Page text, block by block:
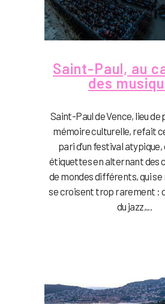
Saint-Paul, au
des
Saint-Paul de Vence, lieu
mémoire culturelle, refait
pari d’un festival atypique,
étiquettes en alternant des
de mondes différents, qui
se croisent trop rarement :
du jazz,...